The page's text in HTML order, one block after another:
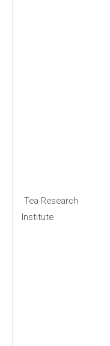
Tea Research
Institute